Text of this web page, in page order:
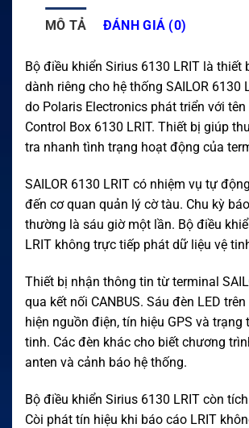
MÔ TẢ ĐÁNH GIÁ (0)
Bộ điều khiển Sirius 6130 LRIT là thiết
dành riêng cho hệ thống SAILOR 6130
do Polaris Electronics phát triển với
Control Box 6130 LRIT. Thiết bị giúp
tra nhanh tình trạng hoạt động của
SAILOR 6130 LRIT có nhiệm vụ tự
đến cơ quan quản lý cờ tàu. Chu kỳ
thường là sáu giờ một lần. Bộ điều
LRIT không trực tiếp phát dữ liệu vệ
Thiết bị nhận thông tin từ terminal
qua kết nối CANBUS. Sáu đèn LED
hiện nguồn điện, tín hiệu GPS và trạng
tinh. Các đèn khác cho biết chương
anten và cảnh báo hệ thống.
Bộ điều khiển Sirius 6130 LRIT còn
Còi phát tín hiệu khi báo cáo LRIT